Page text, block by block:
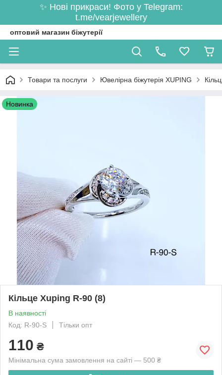
✨ Нові прикраси! Фото у Telegram:
t.me/vearjewellery
оптовий магазин біжутерії
Товари та послуги Ювелірна біжутерія XUPING
Новинка
Кільце Xuping R-90 (8)
В наявності
Код: R-90-S
Тільки опт
110 ₴
Мінімальна сума замовлення на сайті — 500 ₴